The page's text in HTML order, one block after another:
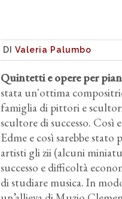
DI Valeria Palumbo
Quintetti e opere per
stata un'ottima
famiglia di pittori e
scultore di successo. Così
Edme e così sarebbe
artisti gli zii (alcuni
successo e difficoltà
di studiare musica. In